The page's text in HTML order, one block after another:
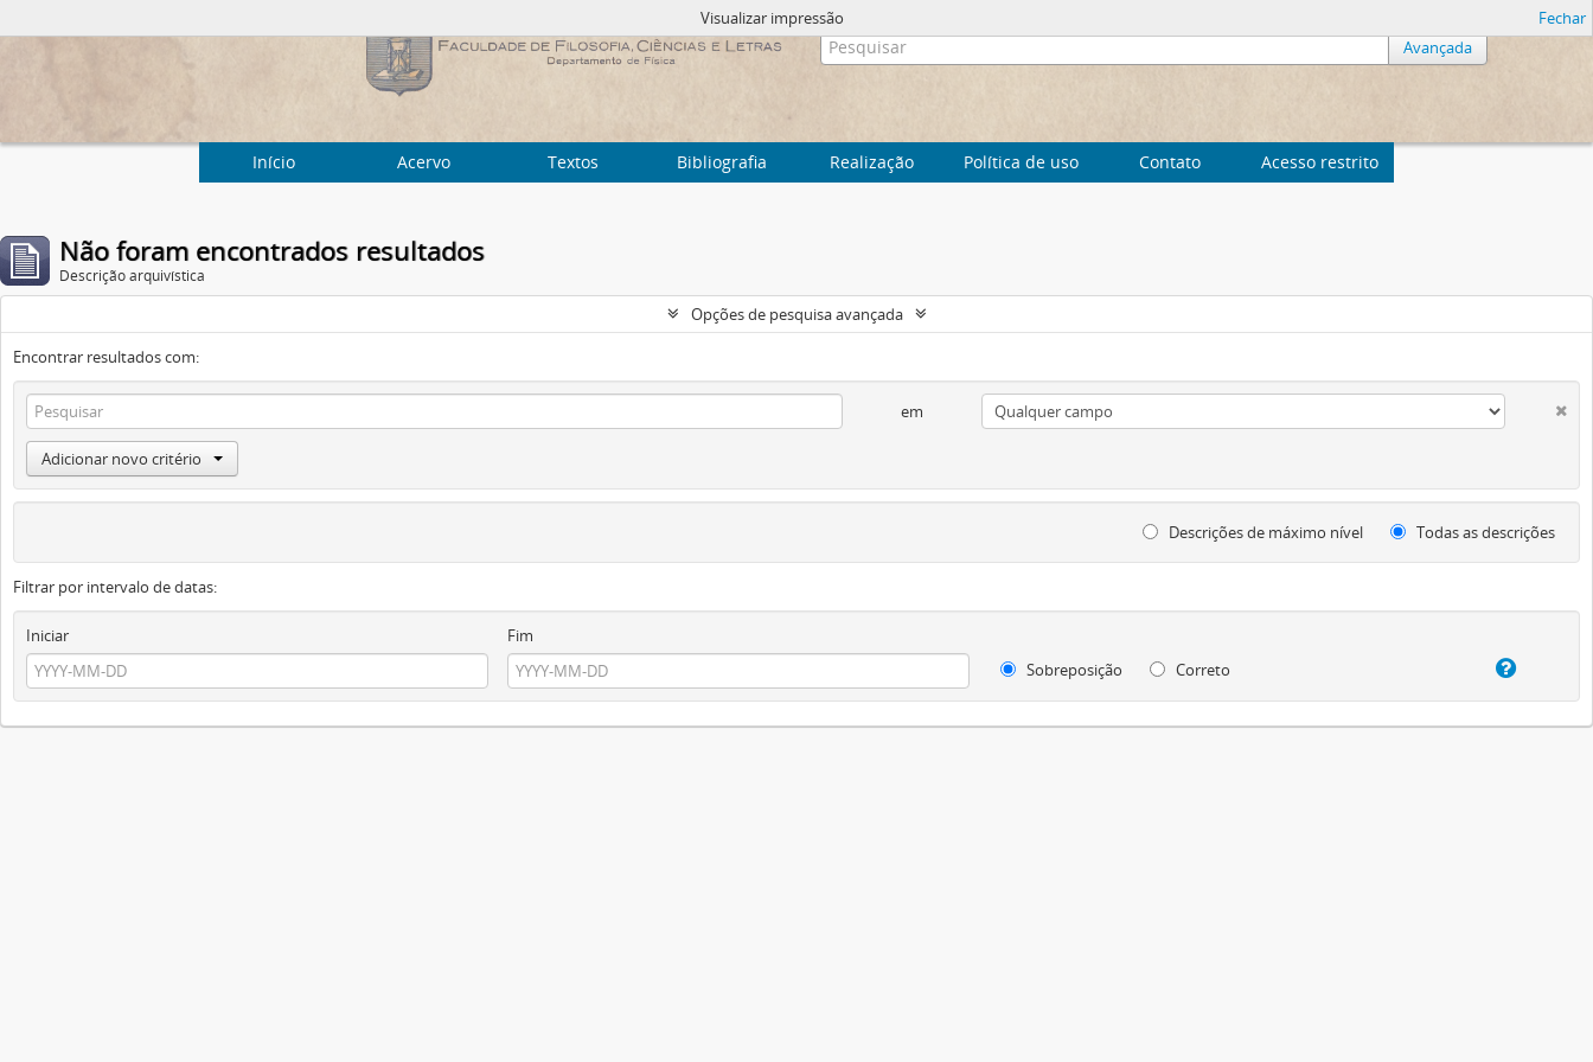
Avançada
Início Acervo Textos Bibliografia Realização Política de uso Contato Acesso restrito
Visualizar impressão Fechar
Não foram encontrados resultados
Descrição arquivística
Opções de pesquisa avançada
Encontrar resultados com:
em
Adicionar novo critério
Descrições de máximo nível Todas as descrições
Filtrar por intervalo de datas:
Iniciar
Fim
Sobreposição
Correto